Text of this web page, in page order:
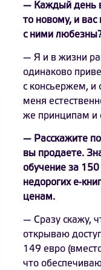
— Каждый день
то новому, и вас
с ними
— Я и в жизни
одинаково
с консьержем, и
меня
же принципам и
— Расскажите
вы продаете.
обучение за
недорогих е-
ценам.
— Сразу скажу,
открываю
149 евро
что